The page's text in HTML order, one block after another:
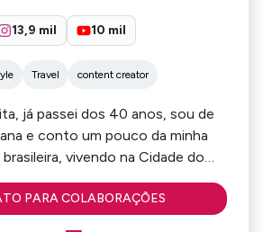
13,9 mil 10 mil
Travel content creator
já passei dos 40 anos, sou de
e conto um pouco da minha
vivendo na Cidade do
meu canal do YouTube, como no
as descobertas, felicidades e
PARA COLABORAÇÕES